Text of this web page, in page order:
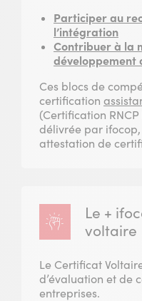
Participer au
l’intégration
Contribuer à la
développement
Ces blocs de
certification
(Certification
délivrée par
attestation de
Le +
voltaire
Le Certificat
d’évaluation et de
entreprises.